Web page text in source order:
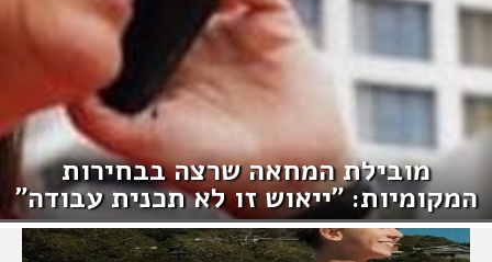
מובילת המחאה שרצה בבחירות
המקומיות: "ייאוש זו לא תכנית עבודה"